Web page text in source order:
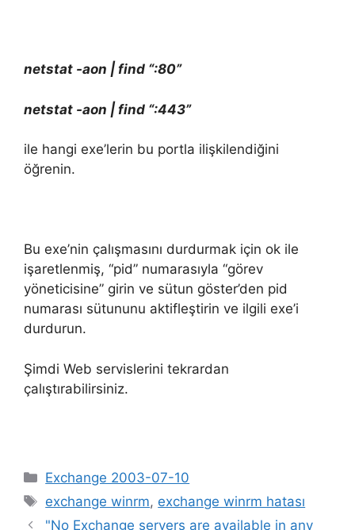
netstat -aon | find “:80”
netstat -aon | find “:443”
ile hangi exe’lerin bu portla ilişkilendiğini
öğrenin.
Bu exe’nin çalışmasını durdurmak için ok ile
işaretlenmiş, “pid” numarasıyla “görev
yöneticisine” girin ve sütun göster’den pid
numarası sütununu aktifleştirin ve ilgili exe’i
durdurun.
Şimdi Web servislerini tekrardan
çalıştırabilirsiniz.
Kategoriler
Exchange 2003-07-10
Etiketler
exchange winrm, exchange winrm hatası
"No Exchange servers are available in any